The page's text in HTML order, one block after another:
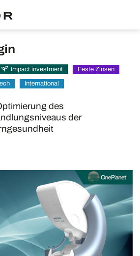
Impact investment Feste Zinsen
International
des
der